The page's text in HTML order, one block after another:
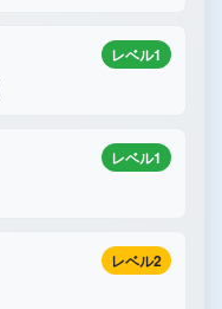
レベル1
レベル1
レベル2